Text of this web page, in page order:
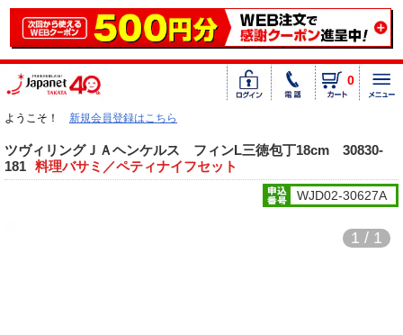
0
ようこそ！ 新規会員登録はこちら
ツヴィリングＪＡヘンケルス フィンL三徳包丁18cm 30830-
181 料理バサミ／ペティナイフセット
WJD02-30627A
1 / 1